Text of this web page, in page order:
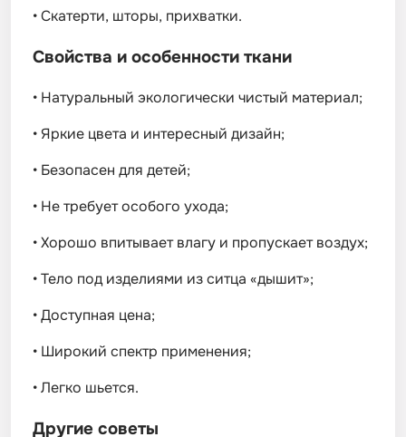
•Скатерти, шторы, прихватки.
Свойства и особенности ткани
• Натуральный экологически чистый материал;
• Яркие цвета и интересный дизайн;
• Безопасен для детей;
• Не требует особого ухода;
•Хорошо впитывает влагу и пропускает воздух;
•Тело под изделиями из ситца «дышит»;
•Доступная цена;
• Широкий спектр применения;
•Легко шьется.
Другие советы